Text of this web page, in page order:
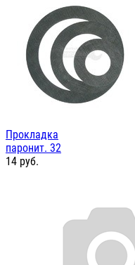
Прокладка
паронит. 32
14 руб.